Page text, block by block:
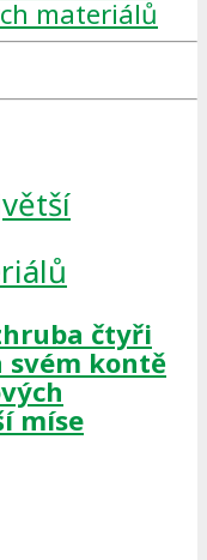
čtyři
svém kontě
míse